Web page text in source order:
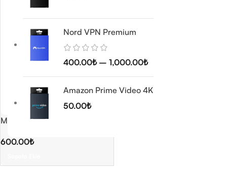
Nord VPN Premium
400.00₺ – 1,000.00₺
Amazon Prime Video 4K
50.00₺
Malwarebytes Premium
600.00₺